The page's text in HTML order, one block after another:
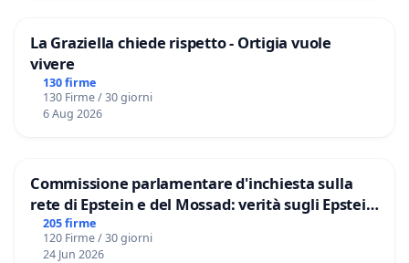
La Graziella chiede rispetto - Ortigia vuole
vivere
130 firme
130 Firme / 30 giorni
6 Aug 2026
Commissione parlamentare d'inchiesta sulla
rete di Epstein e del Mossad: verità sugli Epstein
Files
205 firme
120 Firme / 30 giorni
24 Jun 2026